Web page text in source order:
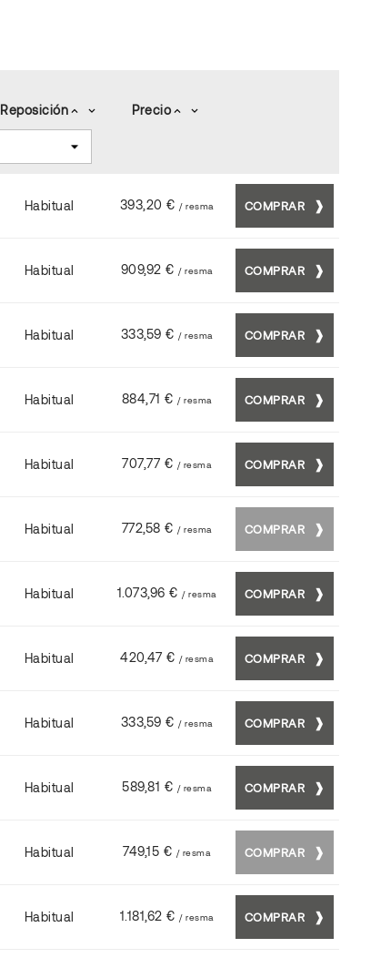
Reposición keyboard_arrow_up keyboard_arrow_down Preciokeyboard_arrow_up keyboard_arrow_down
Habitual 393,20 € / resma COMPRAR
Habitual 909,92 € / resma COMPRAR
Habitual 333,59 € / resma COMPRAR
Habitual 884,71 € / resma COMPRAR
Habitual 707,77 € / resma COMPRAR
Habitual 772,58 € / resma COMPRAR
Habitual 1.073,96 € / resma COMPRAR
Habitual 420,47 € / resma COMPRAR
Habitual 333,59 € / resma COMPRAR
Habitual 589,81 € / resma COMPRAR
Habitual 749,15 € / resma COMPRAR
Habitual 1.181,62 € / resma COMPRAR